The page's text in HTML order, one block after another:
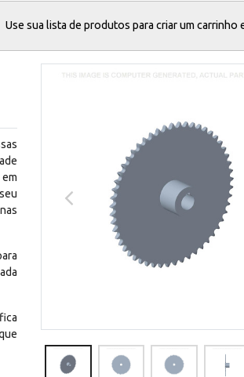
Use sua lista de produtos para criar um carrinho